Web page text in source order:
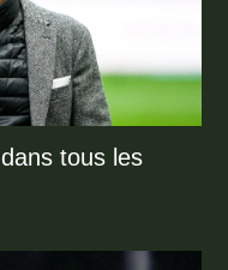
tous les